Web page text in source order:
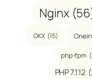
Nginx
OKX (15)
php-fpm
PHP 7.1.12